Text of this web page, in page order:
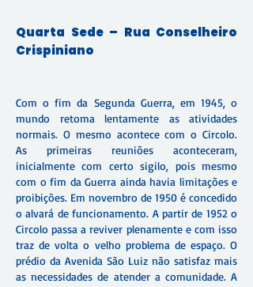
Quarta Sede – Rua Conselheiro
Crispiniano
Com o fim da Segunda Guerra, em 1945, o
mundo retoma lentamente as atividades
normais. O mesmo acontece com o Circolo.
As primeiras reuniões aconteceram,
inicialmente com certo sigilo, pois mesmo
com o fim da Guerra ainda havia limitações e
proibições. Em novembro de 1950 é concedido
o alvará de funcionamento. A partir de 1952 o
Circolo passa a reviver plenamente e com isso
traz de volta o velho problema de espaço. O
prédio da Avenida São Luiz não satisfaz mais
as necessidades de atender a comunidade. A